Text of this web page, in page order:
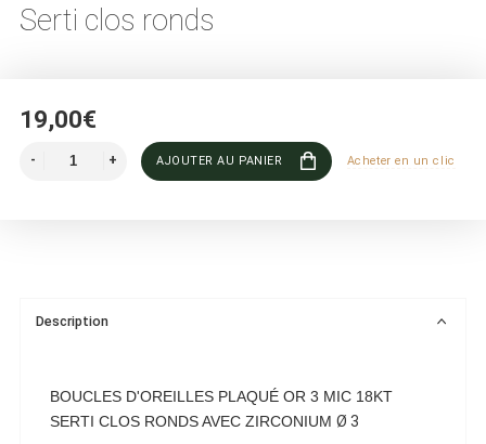
Serti clos ronds
19,00€
AJOUTER AU PANIER Acheter en un clic
Description
BOUCLES D'OREILLES PLAQUÉ OR 3 MIC 18KT
SERTI CLOS RONDS AVEC ZIRCONIUM Ø 3